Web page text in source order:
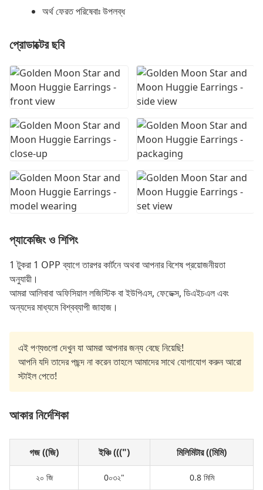
অর্থ ফেরত পরিষেবাঃ উপলব্ধ
প্রোডাক্টের ছবি
প্যাকেজিং ও শিপিং
1 টুকরা 1 OPP ব্যাগে তারপর কার্টনে অথবা আপনার বিশেষ প্রয়োজনীয়তা
অনুযায়ী।
আমরা আলিবাবা অফিসিয়াল লজিস্টিক বা ইউপিএস, ফেডেক্স, ডিএইচএল এবং
অন্যদের মাধ্যমে বিশ্বব্যাপী জাহাজ।
এই পণ্যগুলো দেখুন যা আমরা আপনার জন্য বেছে নিয়েছি!
আপনি যদি তাদের পছন্দ না করেন তাহলে আমাদের সাথে যোগাযোগ করুন আরো
স্টাইল পেতে!
আকার নির্দেশিকা
গজ ((জি) ইঞ্চি (((") মিলিমিটার ((মিমি)
২০ জি 0০৩২" 0.8 মিমি